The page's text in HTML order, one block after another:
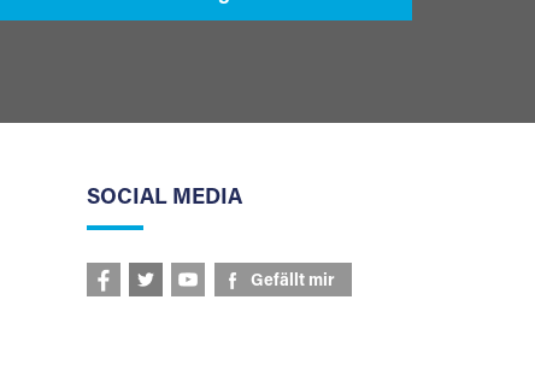
SOCIAL MEDIA
Gefällt mir